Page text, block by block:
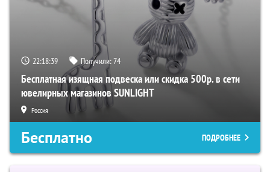
22:18:38 Получили:74
Бесплатная изящная подвеска или скидка 500р. в сети
ювелирных магазинов SUNLIGHT
Россия
Бесплатно ПОДРОБНЕЕ